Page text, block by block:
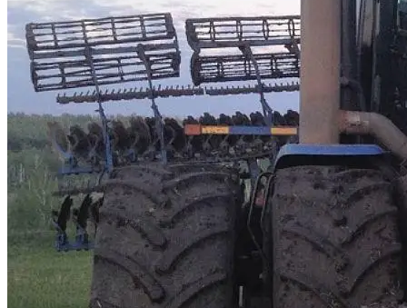
Марина Неёлова Госпитализирована,
Какая Причина Произошедшего
Новое Программное Обеспечение С
Открытым Исходным Кодом Делает
Модели ИИ Легче И Экологичнее